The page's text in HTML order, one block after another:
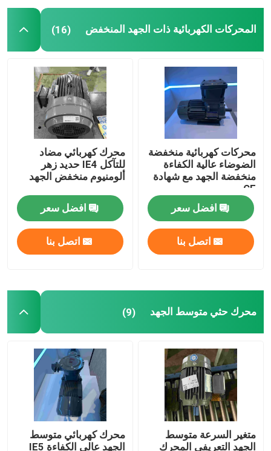
المحركات الكهربائية ذات الجهد المنخفض (16)
محركات كهربائية منخفضة
الضوضاء عالية الكفاءة
منخفضة الجهد مع شهادة
CE
افضل سعر
اتصل بنا
محرك كهربائي مضاد
للتآكل IE4 حديد زهر
ألومنيوم منخفض الجهد
افضل سعر
اتصل بنا
محرك حثي متوسط ​​الجهد (9)
متغير السرعة متوسط ​​
الجهد التعريفي المحرك
محرك كهربائي متوسط ​​
الجهد عالي الكفاءة IE5